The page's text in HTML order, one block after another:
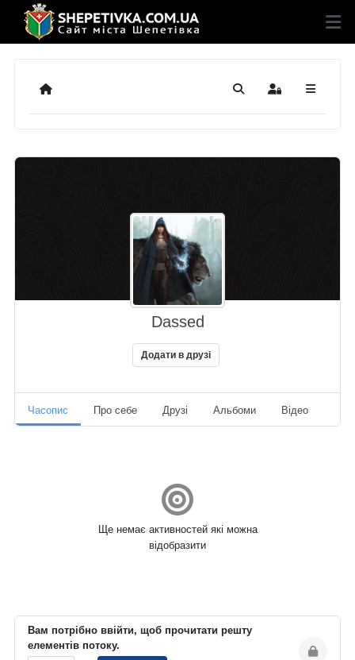
Додому ПошукSign In
Dassed
Додати в друзі
Часопис Про себе Друзі Альбоми Відео
Ще немає активностей які можна
відобразити
Вам потрібно ввійти, щоб прочитати решту
елементів потоку.